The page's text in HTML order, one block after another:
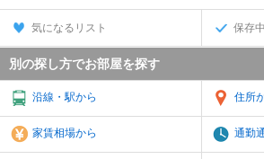
気になるリスト 保存
別の探し方でお部屋を探す
沿線・駅から 住所
家賃相場から 通勤